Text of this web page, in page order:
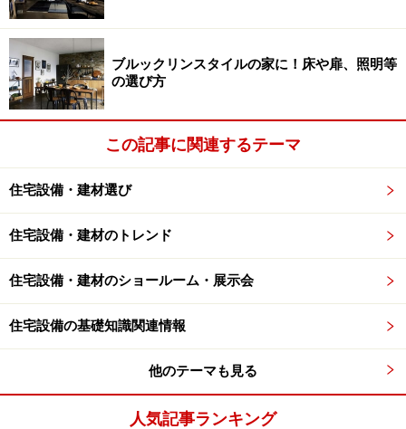
な商品であれば設置することが可能なのか、建物本体の
状況などを含め、確認しながら検討することが大切で
す。
また、玄関扉を取り換えるリフォームも多くみられま
す。既存のスペースに設置しやすく、短い時間で施工で
きる、リフォーム向けの商品も増えており、選びやすく
なってきています。いずれにしても、希望する暮らし
方、現状の不満や不便をまとめておくことで、ショール
ームアドバイザーから適した商品の提案を得ることがで
きるでしょう。
空間展示でイメージを膨らませて
外まわり建材をトータルに扱うメーカーのショールーム
では、玄関扉や門扉、フェンスやカーポート、サンルー
ブルックリンスタイルの家に！床や扉、照明等
の選び方
この記事に関連するテーマ
住宅設備・建材選び
住宅設備・建材のトレンド
住宅設備・建材のショールーム・展示会
住宅設備の基礎知識関連情報
他のテーマも見る
人気記事ランキング